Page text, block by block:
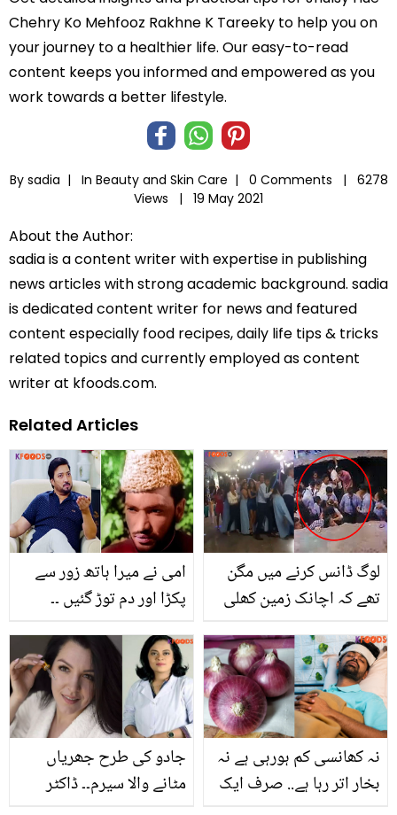
Chehry Ko Mehfooz Rakhne K Tareeky to help you on
your journey to a healthier life. Our easy-to-read
content keeps you informed and empowered as you
work towards a better lifestyle.
By sadia | In Beauty and Skin Care | 0 Comments |
6278
Views |
19 May 2021
About the Author:
sadia is a content writer with expertise in publishing
news articles with strong academic background. sadia
is dedicated content writer for news and featured
content especially food recipes, daily life tips & tricks
related topics and currently employed as content
writer at kfoods.com.
Related Articles
امی نے میرا ہاتھ زور سے
پکڑا اور دم توڑ گئیں ۔۔
حج کیے مگر پاکستان سے
کیوں چلے گئے تھے؟ اداکار
اپنے والدین کا آخری وقت
بتاتے ہوئے رو پڑے
لوگ ڈانس کرنے میں مگن
تھے کہ اچانک زمین کھلی
آگے کیا ہوا؟ ہولناک مناظر
کی ویڈیو دیکھیں
جادو کی طرح جھریاں
مٹانے والا سیرم۔۔ ڈاکٹر
نہ کھانسی کم ہورہی ہے نہ
بخار اتر رہا ہے.. صرف ایک